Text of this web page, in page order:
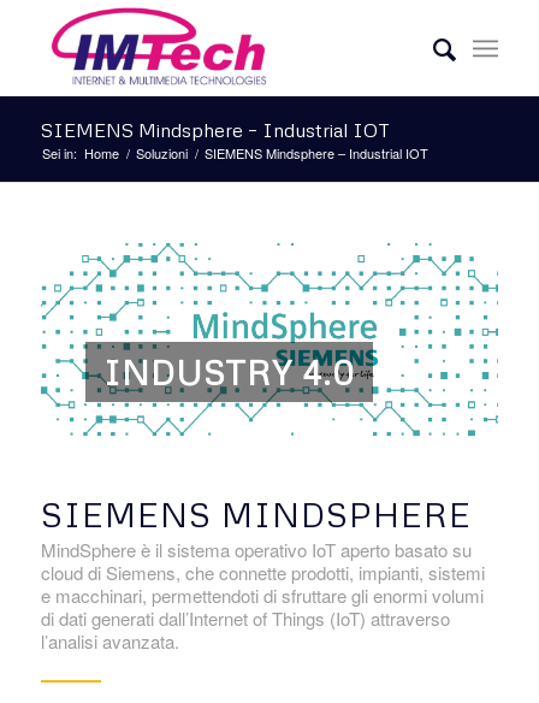
SIEMENS Mindsphere – Industrial IOT
Sei in: Home / Soluzioni / SIEMENS Mindsphere – Industrial IOT
INDUSTRY 4.0
SIEMENS MINDSPHERE
MindSphere è il sistema operativo IoT aperto basato su
cloud di Siemens, che connette prodotti, impianti, sistemi
e macchinari, permettendoti di sfruttare gli enormi volumi
di dati generati dall’Internet of Things (IoT) attraverso
l’analisi avanzata.